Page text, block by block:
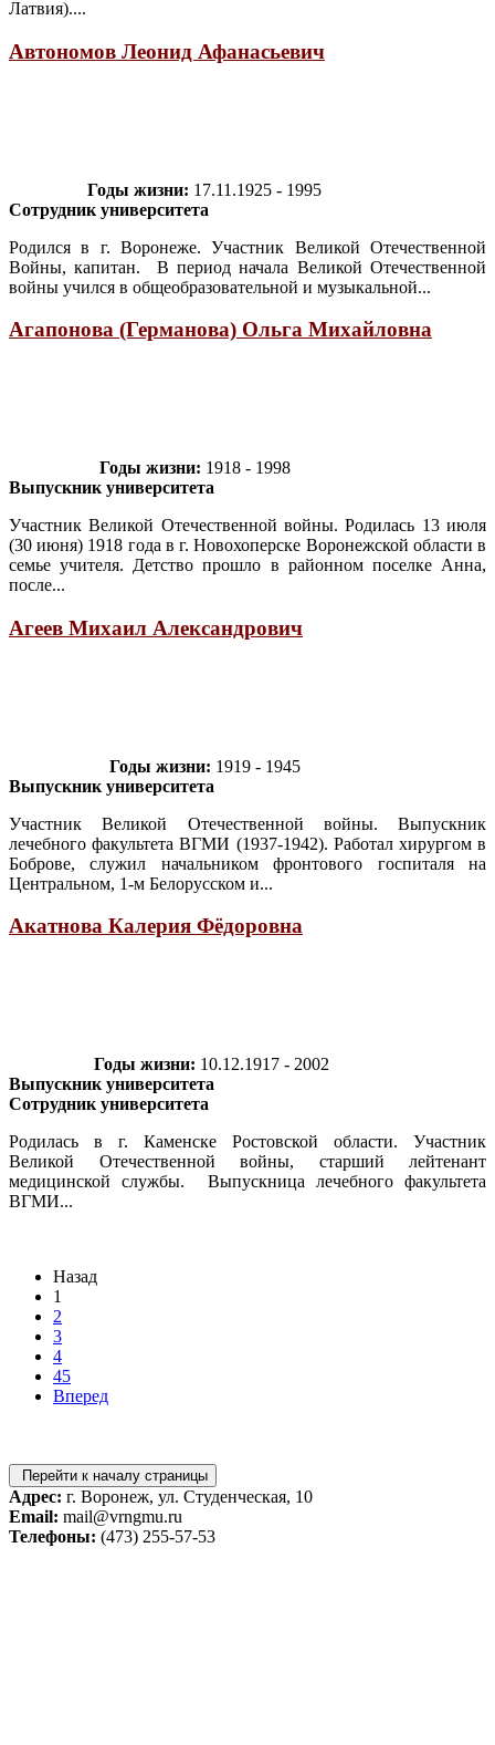
Латвия)....
Автономов Леонид Афанасьевич
Годы жизни: 17.11.1925 - 1995
Сотрудник университета
Родился в г. Воронеже. Участник Великой Отечественной
Войны, капитан. В период начала Великой Отечественной
войны учился в общеобразовательной и музыкальной...
Агапонова (Германова) Ольга Михайловна
Годы жизни: 1918 - 1998
Выпускник университета
Участник Великой Отечественной войны. Родилась 13 июля
(30 июня) 1918 года в г. Новохоперске Воронежской области в
семье учителя. Детство прошло в районном поселке Анна,
после...
Агеев Михаил Александрович
Годы жизни: 1919 - 1945
Выпускник университета
Участник Великой Отечественной войны. Выпускник
лечебного факультета ВГМИ (1937-1942). Работал хирургом в
Боброве, служил начальником фронтового госпиталя на
Центральном, 1-м Белорусском и...
Акатнова Калерия Фёдоровна
Годы жизни: 10.12.1917 - 2002
Выпускник университета
Сотрудник университета
Родилась в г. Каменске Ростовской области. Участник
Великой Отечественной войны, старший лейтенант
медицинской службы. Выпускница лечебного факультета
ВГМИ...
Назад
1
2
3
4
45
Вперед
Перейти к началу страницы
Адрес: г. Воронеж, ул. Студенческая, 10
Email: mail@vrngmu.ru
Телефоны: (473) 255-57-53